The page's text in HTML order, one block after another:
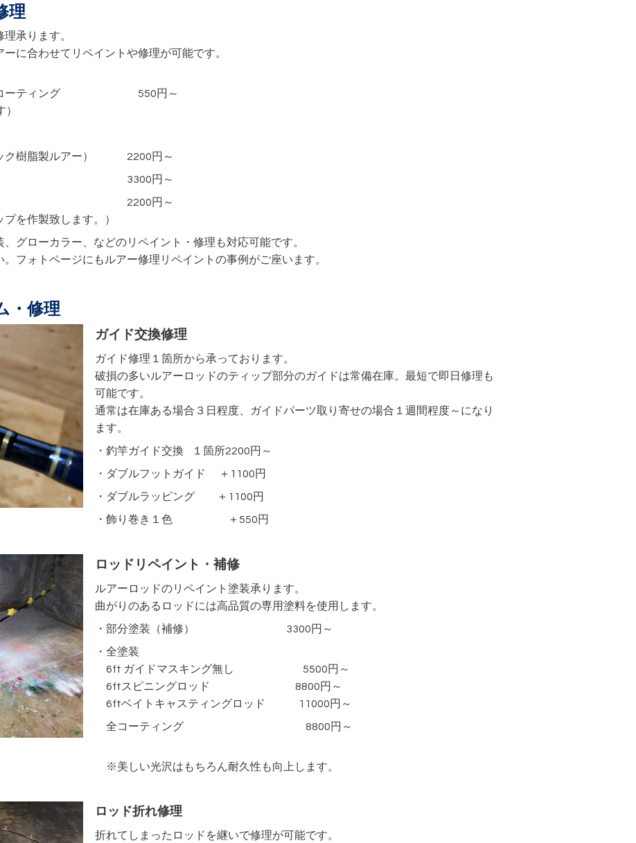
理
承ります。
に合わせてリペイントや修理が可能です。
化コーティング 550円～
ク樹脂製ルアー） 2200円～
ー） 3300円～
修理 2200円～
を作製致します。）
グローカラー、などのリペイント・修理も対応可能です。
フォトページにもルアー修理リペイントの事例がご座います。
・修理
ガイド交換修理
ガイド修理１箇所から承っております。
破損の多いルアーロッドのティップ部分のガイドは常備在庫。最短で即日修理も
可能です。
通常は在庫ある場合３日程度、ガイドパーツ取り寄せの場合１週間程度～になり
ます。
・釣竿ガイド交換 １箇所2200円～
・ダブルフットガイド ＋1100円
・ダブルラッピング ＋1100円
・飾り巻き１色 ＋550円
ロッドリペイント・補修
ルアーロッドのリペイント塗装承ります。
曲がりのあるロッドには高品質の専用塗料を使用します。
・部分塗装（補修） 3300円～
・全塗装
6ft ガイドマスキング無し 5500円～
6ftスピニングロッド 8800円～
6ftベイトキャスティングロッド 11000円～
全コーティング 8800円～
※美しい光沢はもちろん耐久性も向上します。
ロッド折れ修理
折れてしまったロッドを継いで修理が可能です。